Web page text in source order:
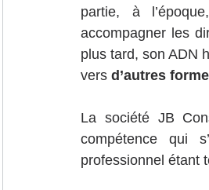
partie, à
accompagner les
plus tard, son ADN
vers d’autres
La société JB
compétence qui
professionnel étant